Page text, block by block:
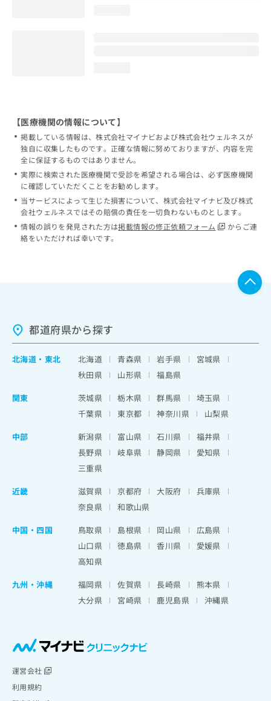
【医療機関の情報について】
掲載している情報は、株式会社マイナビおよび株式会社ウェルネスが
独自に収集したものです。正確な情報に努めておりますが、内容を完
全に保証するものではありません。
実際に検索された医療機関で受診を希望される場合は、必ず医療機関
に確認していただくことをお勧めします。
当サービスによって生じた損害について、株式会社マイナビ及び株式
会社ウェルネスではその賠償の責任を一切負わないものとします。
情報の誤りを発見された方は掲載情報の修正依頼フォーム
からご連
絡をいただければ幸いです。
都道府県から探す
北海道 ・ 東北 北海道 青森県 岩手県
宮城県
秋田県
山形県
福島県
関東
茨城県 栃木県 群馬県
埼玉県
千葉県
東京都 神奈川県
山梨県
中部
新潟県 富山県 石川県
福井県
長野県
岐阜県 静岡県
愛知県
三重県
近畿
滋賀県 京都府 大阪府
兵庫県
奈良県
和歌山県
中国・四国
鳥取県 島根県 岡山県
広島県
山口県
徳島県 香川県
愛媛県
高知県
九州・沖縄
福岡県 佐賀県 長崎県
熊本県
大分県
宮崎県 鹿児島県 沖縄県
運営会社
利用規約